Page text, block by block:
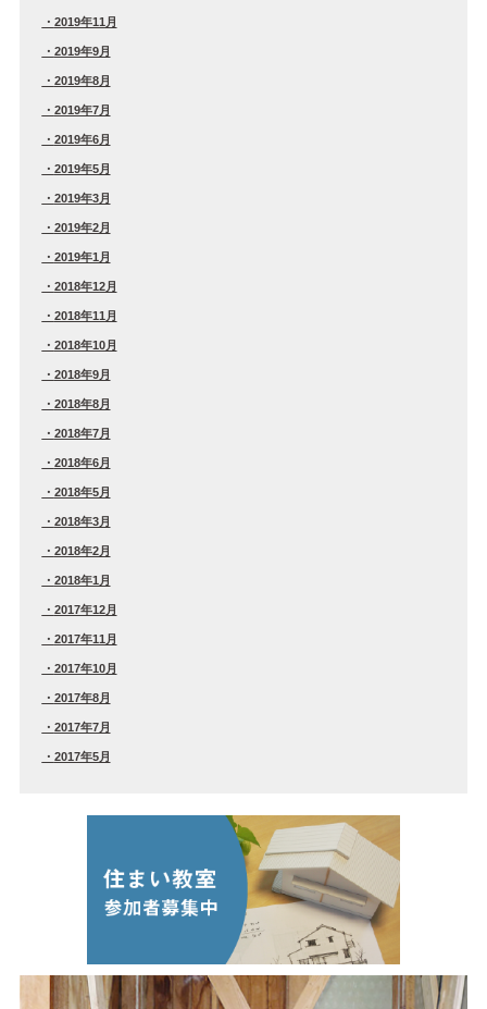
2019年11月
2019年9月
2019年8月
2019年7月
2019年6月
2019年5月
2019年3月
2019年2月
2019年1月
2018年12月
2018年11月
2018年10月
2018年9月
2018年8月
2018年7月
2018年6月
2018年5月
2018年3月
2018年2月
2018年1月
2017年12月
2017年11月
2017年10月
2017年8月
2017年7月
2017年5月